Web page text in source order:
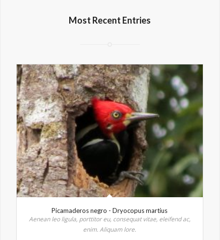
Most Recent Entries
Picamaderos negro - Dryocopus martius
Aenean leo ligula, porttitor eu, consequat vitae, eleifend ac,
enim. Aliquam lore.